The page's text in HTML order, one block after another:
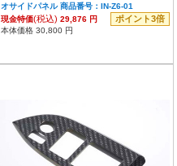
オサイドパネル 商品番号：IN-Z6-01
現金特価(税込) 29,876 円 ポイント3倍
本体価格 30,800 円